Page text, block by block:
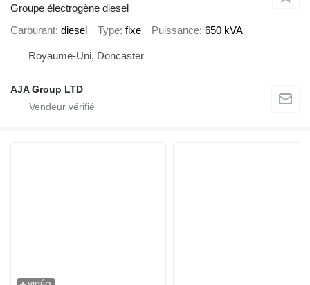
Groupe électrogène diesel
Carburant diesel Type fixe Puissance 650 kVA
Royaume-Uni, Doncaster
AJA Group LTD